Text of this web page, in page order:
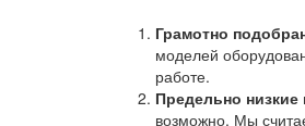
Грамотно
моделей
работе.
Предельно низкие
возможно. Мы